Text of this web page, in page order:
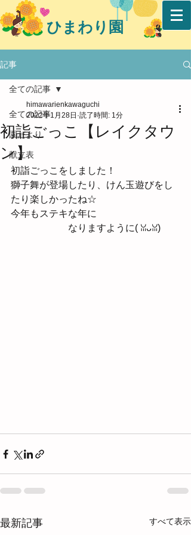
ひまわり園
記事
全ての記事
園だより
献立表
全ての記事
初詣ごっこ【レイクタウ
ン】
himawarienkawaguchi
2022年1月28日 読了時間: 1分
初詣ごっこをしました！
獅子舞が登場したり、けん玉遊びをし
たり楽しかったね☆
今年もステキな年に
なりますように( ꈍᴗꈍ)
最新記事 すべて表示